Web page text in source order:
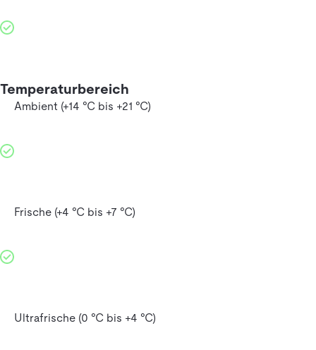
Temperaturbereich
Ambient (+14 °C bis +21 °C)
Frische (+4 °C bis +7 °C)
Ultrafrische (0 °C bis +4 °C)